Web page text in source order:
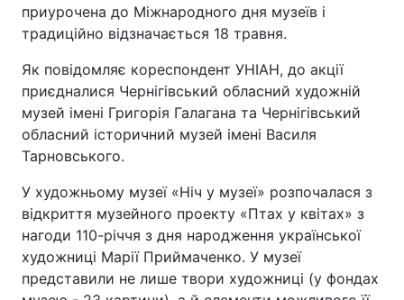
приурочена до Міжнародного дня музеїв і
традиційно відзначається 18 травня.
Як повідомляє кореспондент УНІАН, до акції
приєдналися Чернігівський обласний художній
музей імені Григорія Галагана та Чернігівський
обласний історичний музей імені Василя
Тарновського.
У художньому музеї «Ніч у музеї» розпочалася з
відкриття музейного проекту «Птах у квітах» з
нагоди 110-річчя з дня народження української
художниці Марії Приймаченко. У музеї
представили не лише твори художниці (у фондах